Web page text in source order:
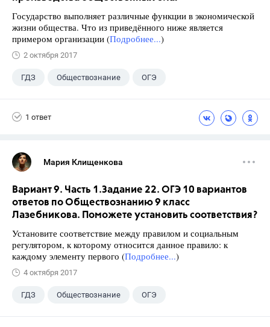
Государство выполняет различные функции в экономической
жизни общества. Что из приведённого ниже является
примером организации (Подробнее...)
2 октября 2017
ГДЗ Обществознание ОГЭ
1 ответ
Мария Клищенкова
Вариант 9. Часть 1.Задание 22. ОГЭ 10 вариантов
ответов по Обществознанию 9 класс
Лазебникова. Поможете установить соответствия?
Установите соответствие между правилом и социальным
регулятором, к которому относится данное правило: к
каждому элементу первого (Подробнее...)
4 октября 2017
ГДЗ Обществознание ОГЭ